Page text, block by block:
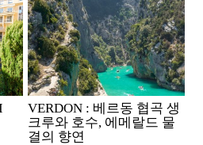
VERDON : 베르동 협곡 생
크루와 호수, 에메랄드 물
결의 향연